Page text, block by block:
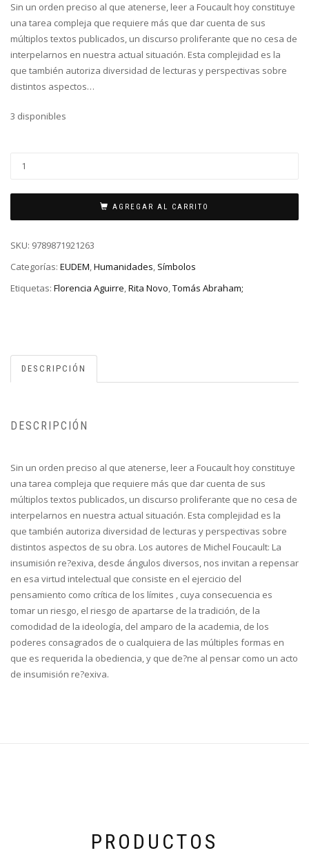
Sin un orden preciso al que atenerse, leer a Foucault hoy constituye
una tarea compleja que requiere más que dar cuenta de sus
múltiplos textos publicados, un discurso proliferante que no cesa de
interpelarnos en nuestra actual situación. Esta complejidad es la
que también autoriza diversidad de lecturas y perspectivas sobre
distintos aspectos…
3 disponibles
AGREGAR AL CARRITO
SKU: 9789871921263
Categorías: EUDEM,Humanidades, Símbolos
Etiquetas: Florencia Aguirre,Rita Novo,Tomás Abraham;
DESCRIPCIÓN
DESCRIPCIÓN
Sin un orden preciso al que atenerse, leer a Foucault hoy constituye
una tarea compleja que requiere más que dar cuenta de sus
múltiplos textos publicados, un discurso proliferante que no cesa de
interpelarnos en nuestra actual situación. Esta complejidad es la
que también autoriza diversidad de lecturas y perspectivas sobre
distintos aspectos de su obra. Los autores de Michel Foucault: La
insumisión re?exiva, desde ángulos diversos, nos invitan a repensar
en esa virtud intelectual que consiste en el ejercicio del
pensamiento como crítica de los límites , cuya consecuencia es
tomar un riesgo, el riesgo de apartarse de la tradición, de la
comodidad de la ideología, del amparo de la academia, de los
poderes consagrados de o cualquiera de las múltiples formas en
que es requerida la obediencia, y que de?ne al pensar como un acto
de insumisión re?exiva.
PRODUCTOS